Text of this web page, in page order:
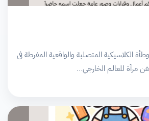
الكلاسيكية المتصلبة والواقعية المفرطة في
مرآة للعالم الخارجي…